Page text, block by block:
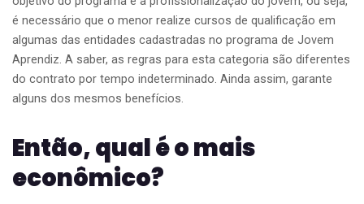
é necessário que o menor realize cursos de qualificação em
algumas das entidades cadastradas no programa de Jovem
Aprendiz. A saber, as regras para esta categoria são diferentes
do contrato por tempo indeterminado. Ainda assim, garante
alguns dos mesmos benefícios.
Então, qual é o mais
econômico?